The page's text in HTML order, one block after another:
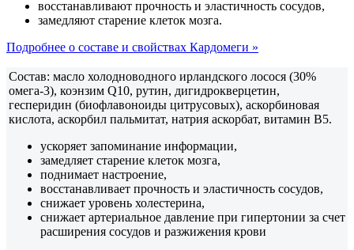
восстанавливают прочность и эластичность сосудов,
замедляют старение клеток мозга.
Подробнее о составе и свойствах Кардомеги »
Состав: масло холодноводного ирландского лосося (30%
омега-3), коэнзим Q10, рутин, дигидрокверцетин,
гесперидин (биофлавоноиды цитрусовых), аскорбиновая
кислота, аскорбил пальмитат, натрия аскорбат, витамин В5.
ускоряет запоминание информации,
замедляет старение клеток мозга,
поднимает настроение,
восстанавливает прочность и эластичность сосудов,
снижает уровень холестерина,
снижает артериальное давление при гипертонии за счет
расширения сосудов и разжижения крови